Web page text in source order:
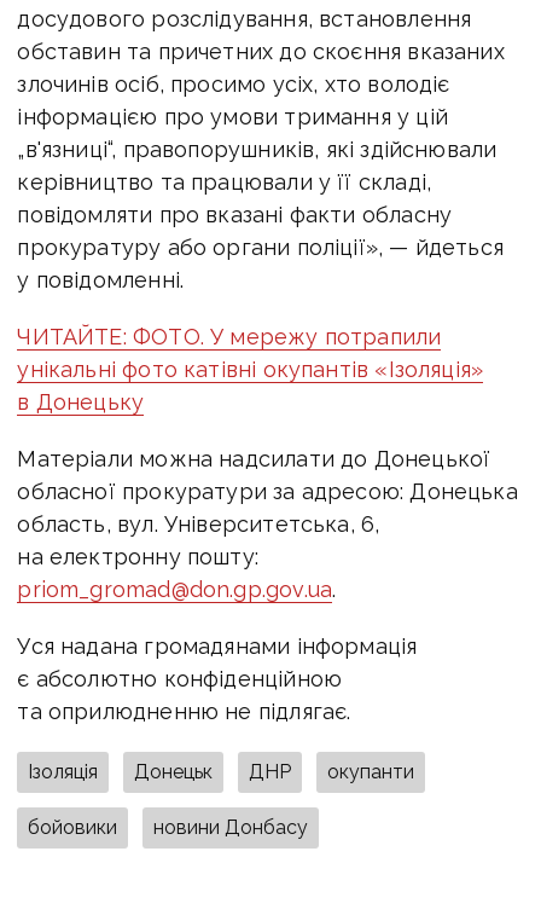
досудового розслідування, встановлення
обставин та причетних до скоєння вказаних
злочинів осіб, просимо усіх, хто володіє
інформацією про умови тримання у цій
„в'язниці“, правопорушників, які здійснювали
керівництво та працювали у її складі,
повідомляти про вказані факти обласну
прокуратуру або органи поліції», — йдеться
у повідомленні.
ЧИТАЙТЕ: ФОТО. У мережу потрапили
унікальні фото катівні окупантів «Ізоляція»
в Донецьку
Матеріали можна надсилати до Донецької
обласної прокуратури за адресою: Донецька
область, вул. Університетська, 6,
на електронну пошту:
priom_gromad@don.gp.gov.ua.
Уся надана громадянами інформація
є абсолютно конфіденційною
та оприлюдненню не підлягає.
Ізоляція Донецьк ДНР окупанти
бойовики новини Донбасу